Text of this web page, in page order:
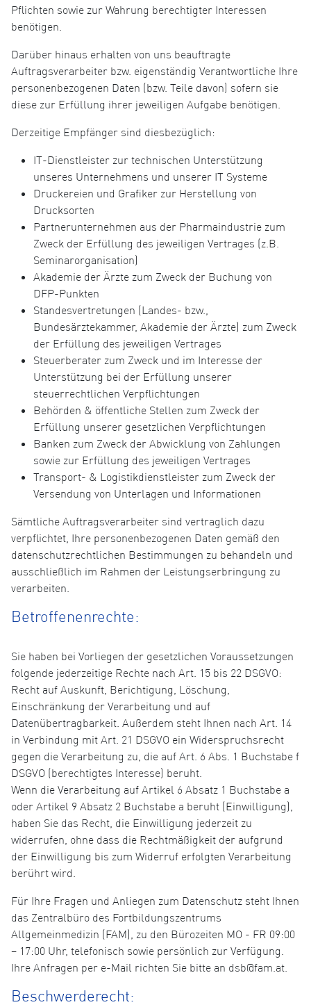
Pflichten sowie zur Wahrung berechtigter Interessen
benötigen.
Darüber hinaus erhalten von uns beauftragte
Auftragsverarbeiter bzw. eigenständig Verantwortliche Ihre
personenbezogenen Daten (bzw. Teile davon) sofern sie
diese zur Erfüllung ihrer jeweiligen Aufgabe benötigen.
Derzeitige Empfänger sind diesbezüglich:
IT-Dienstleister zur technischen Unterstützung
unseres Unternehmens und unserer IT Systeme
Druckereien und Grafiker zur Herstellung von
Drucksorten
Partnerunternehmen aus der Pharmaindustrie zum
Zweck der Erfüllung des jeweiligen Vertrages (z.B.
Seminarorganisation)
Akademie der Ärzte zum Zweck der Buchung von
DFP-Punkten
Standesvertretungen (Landes- bzw.,
Bundesärztekammer, Akademie der Ärzte) zum Zweck
der Erfüllung des jeweiligen Vertrages
Steuerberater zum Zweck und im Interesse der
Unterstützung bei der Erfüllung unserer
steuerrechtlichen Verpflichtungen
Behörden & öffentliche Stellen zum Zweck der
Erfüllung unserer gesetzlichen Verpflichtungen
Banken zum Zweck der Abwicklung von Zahlungen
sowie zur Erfüllung des jeweiligen Vertrages
Transport- & Logistikdienstleister zum Zweck der
Versendung von Unterlagen und Informationen
Sämtliche Auftragsverarbeiter sind vertraglich dazu
verpflichtet, Ihre personenbezogenen Daten gemäß den
datenschutzrechtlichen Bestimmungen zu behandeln und
ausschließlich im Rahmen der Leistungserbringung zu
verarbeiten.
Betroffenenrechte:
Sie haben bei Vorliegen der gesetzlichen Voraussetzungen
folgende jederzeitige Rechte nach Art. 15 bis 22 DSGVO:
Recht auf Auskunft, Berichtigung, Löschung,
Einschränkung der Verarbeitung und auf
Datenübertragbarkeit. Außerdem steht Ihnen nach Art. 14
in Verbindung mit Art. 21 DSGVO ein Widerspruchsrecht
gegen die Verarbeitung zu, die auf Art. 6 Abs. 1 Buchstabe f
DSGVO (berechtigtes Interesse) beruht.
Wenn die Verarbeitung auf Artikel 6 Absatz 1 Buchstabe a
oder Artikel 9 Absatz 2 Buchstabe a beruht (Einwilligung),
haben Sie das Recht, die Einwilligung jederzeit zu
widerrufen, ohne dass die Rechtmäßigkeit der aufgrund
der Einwilligung bis zum Widerruf erfolgten Verarbeitung
berührt wird.
Für Ihre Fragen und Anliegen zum Datenschutz steht Ihnen
das Zentralbüro des Fortbildungszentrums
Allgemeinmedizin (FAM), zu den Bürozeiten MO - FR 09:00
– 17:00 Uhr, telefonisch sowie persönlich zur Verfügung.
Ihre Anfragen per e-Mail richten Sie bitte an dsb@fam.at.
Beschwerderecht: